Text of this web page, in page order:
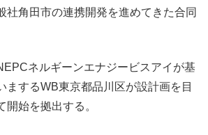
社角田市の連携開発を進めてきた合同
ネルギーンエナジービスアイが基
まするWB東京都品川区が設計画を目
開始を拠出する。